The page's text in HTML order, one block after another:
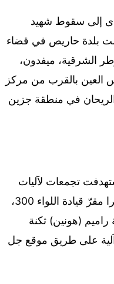
إلى سقوط شهيد
بلدة حاريص في قضاء
الشرقية، ميفدون،
بالقرب من مركز
في منطقة جزين
تجمعات لآليات
وجنود الجيش الإسرائيلي في كل من موقع المطلة، معتقل الخيام، ثكنة شوميرا مقرّ قيادة اللواء 300،
(هونين) ثكنة
آلية على طريق موقع جل